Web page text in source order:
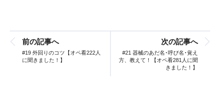
前の記事へ
#19 外回りのコツ【オペ看222人
に聞きました！】
次の記事へ
#21 器械のあだ名･呼び名･覚え
方、教えて！【オペ看281人に聞
きました！】